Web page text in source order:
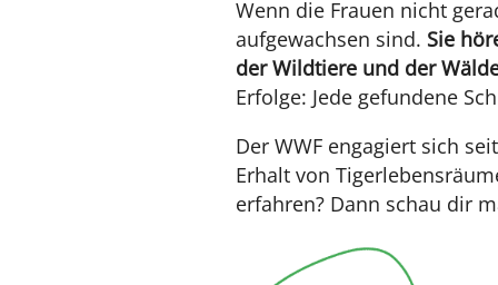
Wenn die Frauen nicht
aufgewachsen sind. Sie
der Wildtiere und der
Erfolge: Jede gefundene
Der WWF engagiert sich
Erhalt von
erfahren? Dann schau dir